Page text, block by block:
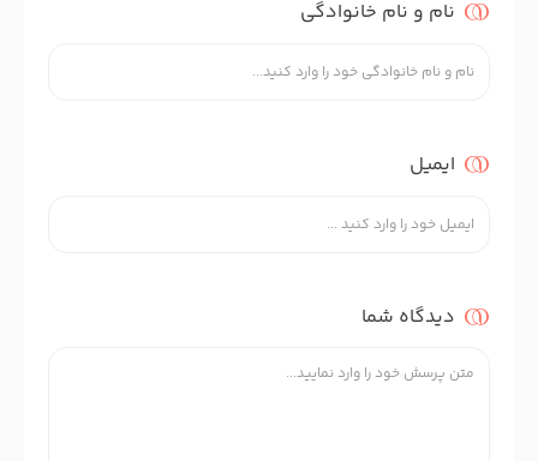
نام و نام خانوادگی
ایمیل
دیدگاه شما